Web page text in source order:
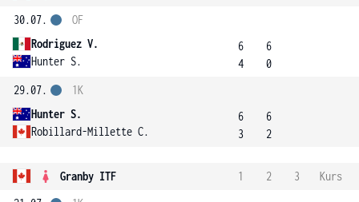
30.07.
Rodriguez V.
Hunter S.
OF
6
4
6
0
29.07.
Hunter S.
Robillard-Millette C.
1K
6
3
6
2
Granby ITF 1 2 3
Kurs